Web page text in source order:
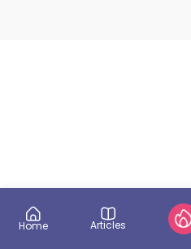
Home Articles